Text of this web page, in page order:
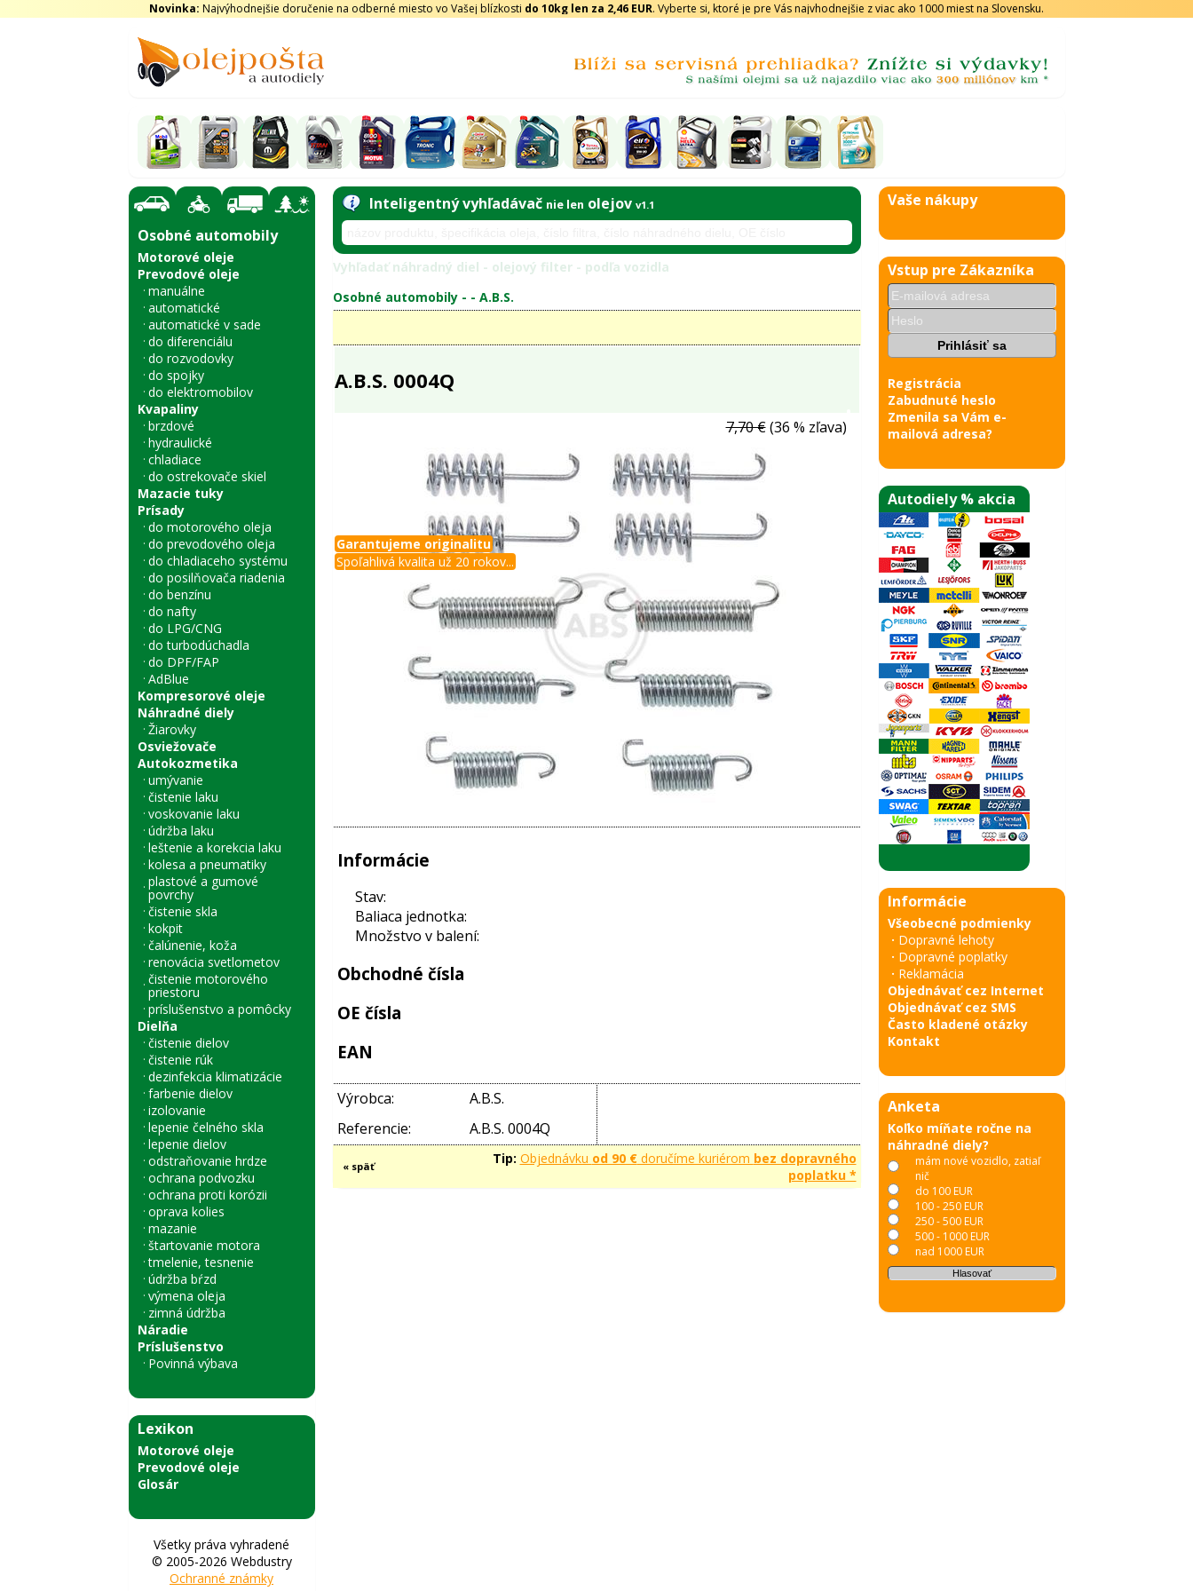
Novinka: Najvýhodnejšie doručenie na odberné miesto vo Vašej blízkosti do 10kg len za 2,46 EUR. Vyberte si, ktoré je pre Vás najvhodnejšie z viac ako 1000 miest na Slovensku.
Osobné automobily
Motorové oleje
Prevodové oleje
manuálne
automatické
automatické v sade
do diferenciálu
do rozvodovky
do spojky
do elektromobilov
Kvapaliny
brzdové
hydraulické
chladiace
do ostrekovače skiel
Mazacie tuky
Prísady
do motorového oleja
do prevodového oleja
do chladiaceho systému
do posilňovača riadenia
do benzínu
do nafty
do LPG/CNG
do turbodúchadla
do DPF/FAP
AdBlue
Kompresorové oleje
Náhradné diely
Žiarovky
Osviežovače
Autokozmetika
umývanie
čistenie laku
voskovanie laku
údržba laku
leštenie a korekcia laku
kolesa a pneumatiky
plastové a gumové
povrchy
čistenie skla
kokpit
čalúnenie, koža
renovácia svetlometov
čistenie motorového
priestoru
príslušenstvo a pomôcky
Dielňa
čistenie dielov
čistenie rúk
dezinfekcia klimatizácie
farbenie dielov
izolovanie
lepenie čelného skla
lepenie dielov
odstraňovanie hrdze
ochrana podvozku
ochrana proti korózii
oprava kolies
mazanie
štartovanie motora
tmelenie, tesnenie
údržba bŕzd
výmena oleja
zimná údržba
Náradie
Príslušenstvo
Povinná výbava
Lexikon
Motorové oleje
Prevodové oleje
Glosár
Všetky práva vyhradené
© 2005-2026 Webdustry
Ochranné známky
Inteligentný vyhľadávač nie len olejov v1.1
Vyhľadať náhradný diel - olejový filter - podľa vozidla
Osobné automobily - - A.B.S.
A.B.S. 0004Q
7,70 €(36 % zľava)
Garantujeme originalitu
Spoľahlivá kvalita už 20 rokov...
Informácie
Stav:
Baliaca jednotka:
Množstvo v balení:
Obchodné čísla
OE čísla
EAN
Výrobca:
A.B.S.
Referencie:
A.B.S. 0004Q
« späť Tip: Objednávku od 90 €doručíme kuriérom bez dopravného
poplatku *
Vaše nákupy
Vstup pre Zákazníka
Registrácia
Zabudnuté heslo
Zmenila sa Vám e-
mailová adresa?
Autodiely % akcia
Informácie
Všeobecné podmienky
· Dopravné lehoty
· Dopravné poplatky
· Reklamácia
Objednávať cez Internet
Objednávať cez SMS
Často kladené otázky
Kontakt
Anketa
Koľko míňate ročne na
náhradné diely?
mám nové vozidlo, zatiaľ
nič
do 100 EUR
100 - 250 EUR
250 - 500 EUR
500 - 1000 EUR
nad 1000 EUR